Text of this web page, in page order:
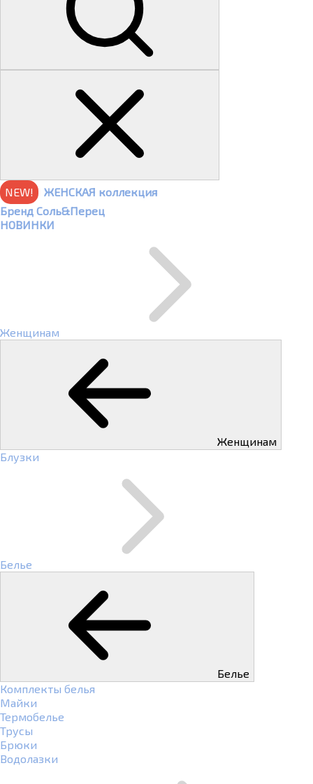
NEW!
ЖЕНСКАЯ коллекция
Бренд Соль&Перец
НОВИНКИ
Женщинам
Женщинам
Блузки
Белье
Белье
Комплекты белья
Майки
Термобелье
Трусы
Брюки
Водолазки